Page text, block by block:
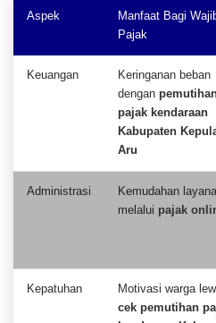
Aspek
Manfaat Bagi
Pajak
Keuangan
Keringanan beban
dengan
pajak kendaraan
Kabupaten
Aru
Administrasi
Kemudahan
melalui pajak
Kepatuhan
Motivasi warga
cek pemutihan